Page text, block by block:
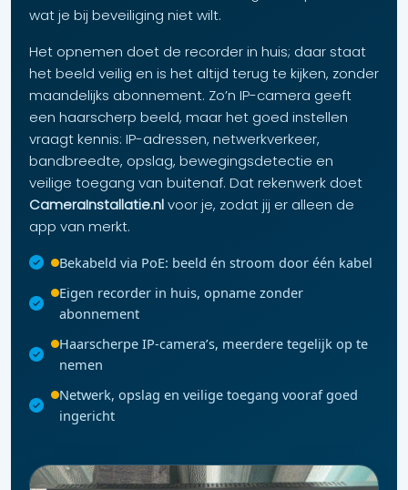
wat je bij beveiliging niet wilt.
Het opnemen doet de recorder in huis; daar staat
het beeld veilig en is het altijd terug te kijken, zonder
maandelijks abonnement. Zo’n IP-camera geeft
een haarscherp beeld, maar het goed instellen
vraagt kennis: IP-adressen, netwerkverkeer,
bandbreedte, opslag, bewegingsdetectie en
veilige toegang van buitenaf. Dat rekenwerk doet
CameraInstallatie.nlvoor je, zodat jij er alleen de
app van merkt.
Bekabeld via PoE: beeld én stroom door één kabel
Eigen recorder in huis, opname zonder
abonnement
Haarscherpe IP-camera’s, meerdere tegelijk op te
nemen
Netwerk, opslag en veilige toegang vooraf goed
ingericht